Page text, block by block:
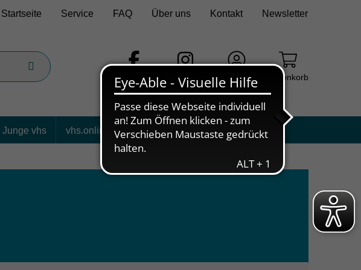
Startseite Service FAQ Über uns Kontakt Newsletter
Facebook Instagram Login Warenkorb
Junge vhs vhs.online